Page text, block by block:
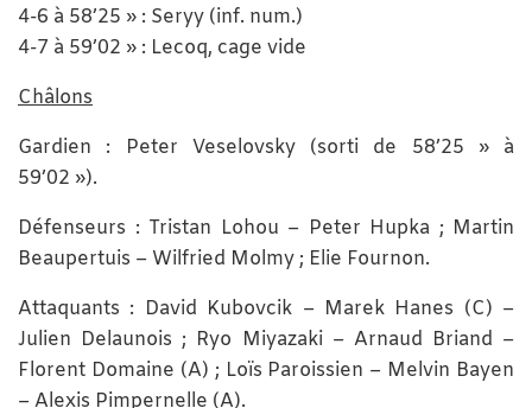
4-6 à 58’25 » : Seryy (inf. num.)
4-7 à 59’02 » : Lecoq, cage vide
Châlons
Gardien : Peter Veselovsky (sorti de 58’25 » à
59’02 »).
Défenseurs : Tristan Lohou – Peter Hupka ; Martin
Beaupertuis – Wilfried Molmy ; Elie Fournon.
Attaquants : David Kubovcik – Marek Hanes (C) –
Julien Delaunois ; Ryo Miyazaki – Arnaud Briand –
Florent Domaine (A) ; Loïs Paroissien – Melvin Bayen
– Alexis Pimpernelle (A).